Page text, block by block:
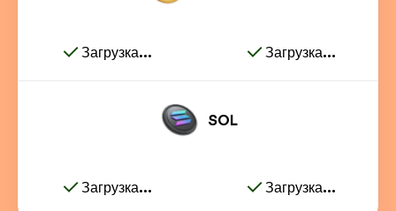
Загрузка... Загрузка...
SOL
Загрузка... Загрузка...